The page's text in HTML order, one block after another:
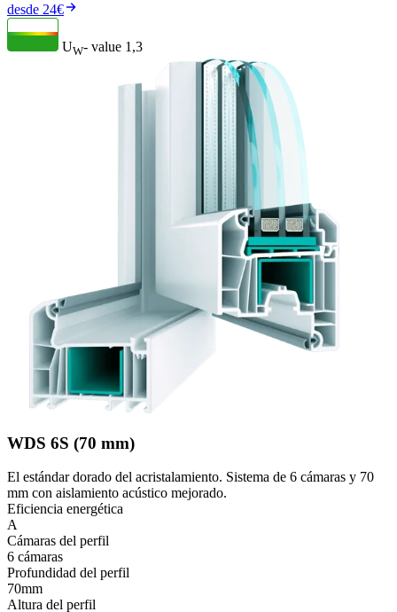
desde 24€
UW- value 1,3
WDS 6S (70 mm)
El estándar dorado del acristalamiento. Sistema de 6 cámaras y 70
mm con aislamiento acústico mejorado.
Eficiencia energética
A
Cámaras del perfil
6 cámaras
Profundidad del perfil
70mm
Altura del perfil